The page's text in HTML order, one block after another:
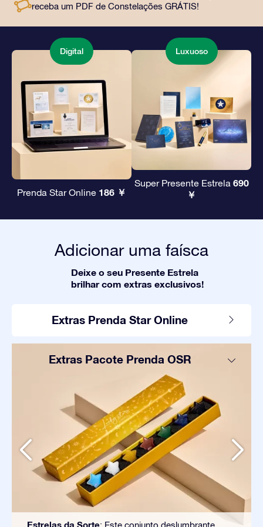
amigos e entes queridos.
receba um PDF de Constelações GRÁTIS!
Digital
Prenda Star Online 186 ￥
Luxuoso
Super Presente Estrela 690
￥
Adicionar uma faísca
Deixe o seu Presente Estrela
brilhar com extras exclusivos!
Extras Prenda Star Online
Extras Pacote Prenda OSR
Estrelas da Sorte: Este conjunto deslumbrante